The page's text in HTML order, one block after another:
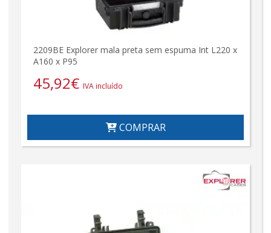
2209BE Explorer mala preta sem espuma Int L220 x
A160 x P95
45,92€ IVA incluído
COMPRAR